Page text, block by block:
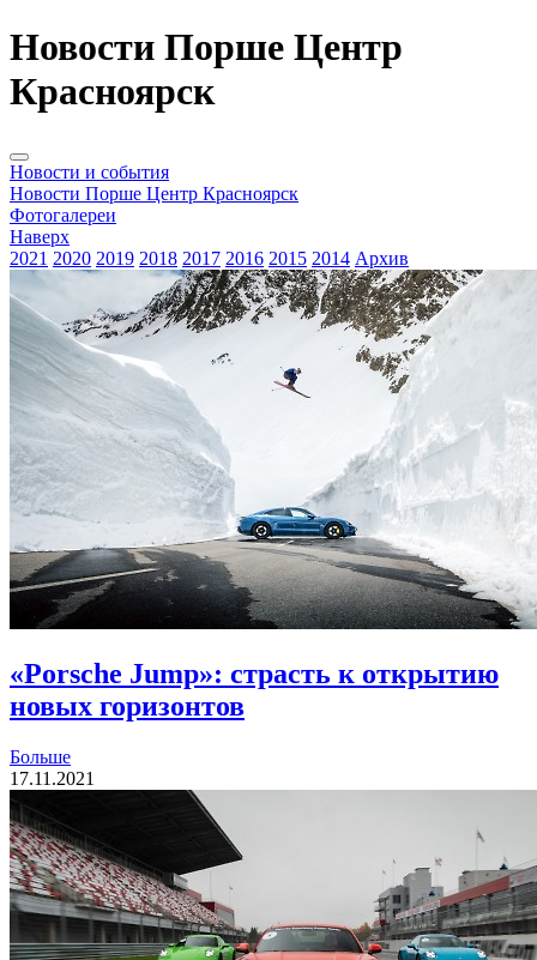
Новости Порше Центр
Красноярск
Новости и события
Новости Порше Центр Красноярск
Фотогалереи
Наверх
2021 2020 2019 2018 2017 2016 2015 2014 Архив
«Porsche Jump»: страсть к открытию
новых горизонтов
Больше
17.11.2021